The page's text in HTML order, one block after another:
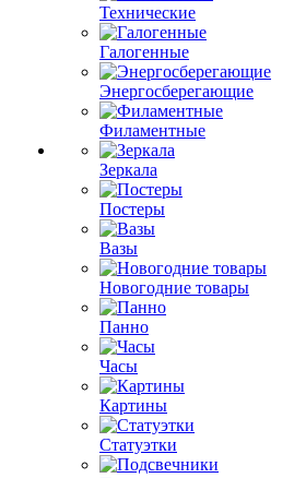
Технические
Галогенные
Энергосберегающие
Филаментные
Зеркала
Постеры
Вазы
Новогодние товары
Панно
Часы
Картины
Статуэтки